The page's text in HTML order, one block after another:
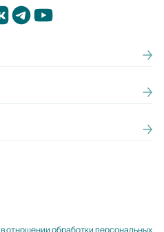
отношении обработки персональных